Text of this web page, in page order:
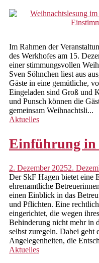
Im Rahmen der
des Werkhofes am 15.
einer stimmungsvollen
Sven Söhnchen liest aus
Gäste in eine gemütliche,
Eingeladen sind Groß und
und Punsch können die
gemeinsam Weihnachtsli...
Aktuelles
Einführung in
2. Dezember 20252.
Der SkF Hagen bietet eine
ehrenamtliche
einen Einblick in das
und Pflichten. Eine
eingerichtet, die wegen
Behinderung nicht mehr in
selbst zuregeln. Dabei geht
Angelegenheiten, die
Aktuelles